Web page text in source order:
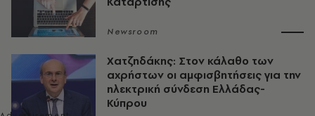
Newsroom
Χατζηδάκης: Στον κάλαθο των
αχρήστων οι αμφισβητήσεις για την
ηλεκτρική σύνδεση Ελλάδας-
Κύπρου